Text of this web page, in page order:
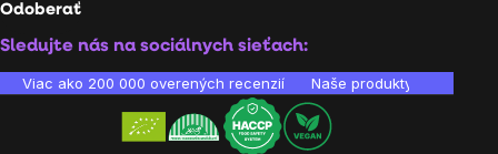
Odoberať
Sledujte nás na sociálnych sieťach:
Viac ako 200 000 overených recenzií Naše produkty sú